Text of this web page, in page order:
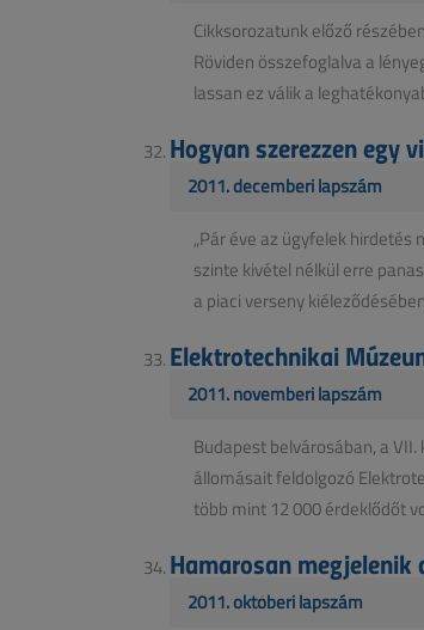
Cikksorozatunk előző
Röviden összefoglalva a
lassan ez válik a
Hogyan szerezzen egy
2011. decemberi lapszám
„Pár éve az ügyfelek hirdetés
szinte kivétel nélkül erre
a piaci verseny
Elektrotechnikai
2011. novemberi lapszám
Budapest belvárosában, a
állomásait feldolgozó
több mint 12 000 érdeklődőt
Hamarosan
2011. októberi lapszám